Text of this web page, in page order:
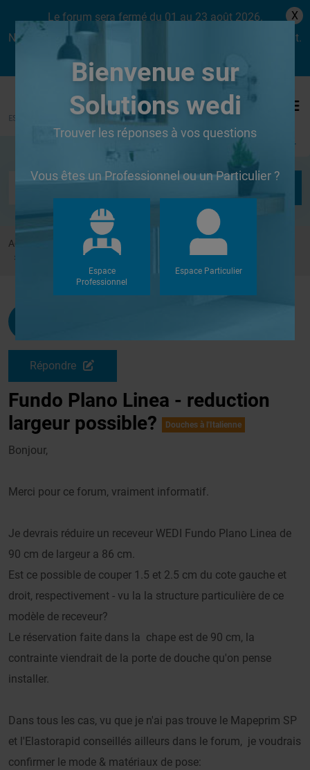
Le forum sera fermé du 01 au 23 août 2026.
Nous aurons le plaisir de vous retrouver dès le lundi 24 août.
X
Se connecter
Accueil Forums
Douches à l'Italienne
Fundo Plano Linea - reduction largeur possible?
Répondre
Fundo Plano Linea - reduction
largeur possible?
Douches à l'Italienne
Bonjour,
Merci pour ce forum, vraiment informatif.
Je devrais réduire un receveur WEDI Fundo Plano Linea de
90 cm de largeur a 86 cm.
Est ce possible de couper 1.5 et 2.5 cm du cote gauche et
droit, respectivement - vu la la structure particulière de ce
modèle de receveur?
Le réservation faite dans la chape est de 90 cm, la
contrainte viendrait de la porte de douche qu'on pense
installer.
Dans tous les cas, vu que je n'ai pas trouve le Mapeprim SP
et l'Elastorapid conseillés ailleurs dans le forum, je voudrais
confirmer le mode & matériaux de pose:
Bienvenue sur
Solutions wedi
Trouver les réponses à vos questions
Vous êtes un Professionnel ou un Particulier ?
Espace
Professionnel
Espace Particulier